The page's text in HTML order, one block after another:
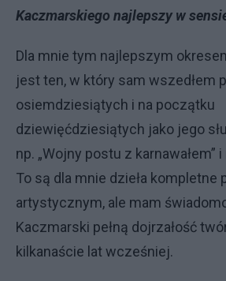
Kaczmarskiego najlepszy w
Dla mnie tym najlepszym
jest ten, w który sam wszedłem
osiemdziesiątych i na początku
dziewięćdziesiątych jako jego
np. „Wojny postu z karnawałem”
To są dla mnie dzieła kompletne
artystycznym, ale mam
Kaczmarski pełną dojrzałość
kilkanaście lat wcześniej.